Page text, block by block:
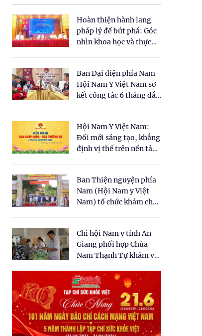
Hoàn thiện hành lang
pháp lý để bứt phá: Góc
nhìn khoa học và thực
cho Luật Y dược cổ
truyền Việt Nam"
Ban Đại diện phía Nam
Hội Nam Y Việt Nam sơ
kết công tác 6 tháng đầu
Hội Nam Y Việt Nam:
Đổi mới sáng tạo, khẳng
định vị thế trên nền tảng
Ban Thiện nguyện phía
Nam (Hội Nam y Việt
Nam) tổ chức khám chữa
dân tại xã Tân Tập
Chi hội Nam y tỉnh An
Giang phối hợp Chùa
Nam Thạnh Tự khám và
nhân dân